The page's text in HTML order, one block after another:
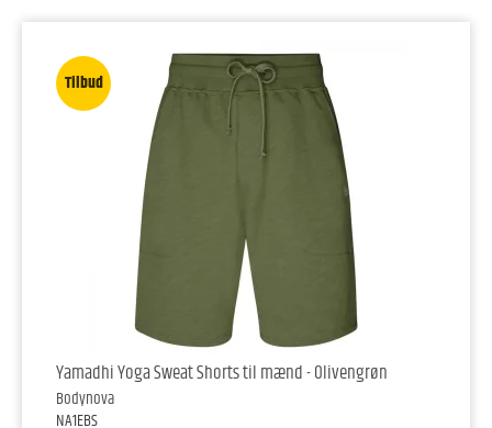
Tilbud
Yamadhi Yoga Sweat Shorts til mænd - Olivengrøn
Bodynova
NA1EBS